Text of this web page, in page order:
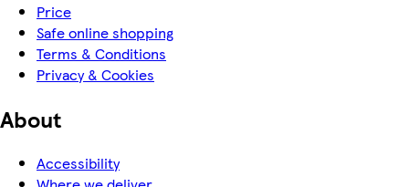
Price
Safe online shopping
Terms & Conditions
Privacy & Cookies
About
Accessibility